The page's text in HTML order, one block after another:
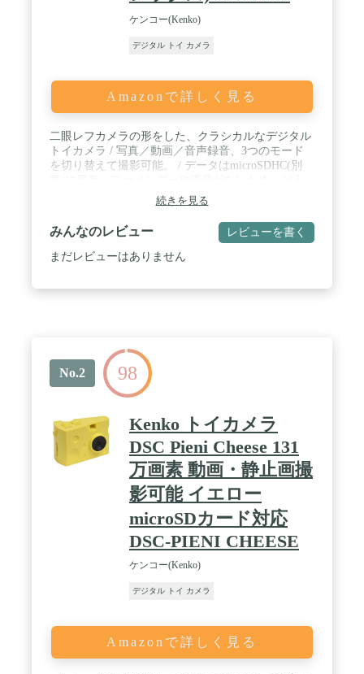
ケンコー(Kenko)
デジタル トイ カメラ
Amazonで詳しく見る
二眼レフカメラの形をした、クラシカルなデジタル
トイカメラ / 写真／動画／音声録音、3つのモード
を切り替えて撮影可能。 / データはmicroSDHC(別
撮れたかは後でのお楽しみ。 / 付属のUSBケーブル
でパソコンにつなぎ、充電やデータの取り込みを行
います。 / 持ち歩きに便利なネックストラップ付
き。
続きを見る
みんなのレビュー レビューを書く
まだレビューはありません
No.2 98
Kenko トイカメラ
DSC Pieni Cheese 131
万画素 動画・静止画撮
影可能 イエロー
microSDカード対応
DSC-PIENI CHEESE
ケンコー(Kenko)
デジタル トイ カメラ
Amazonで詳しく見る